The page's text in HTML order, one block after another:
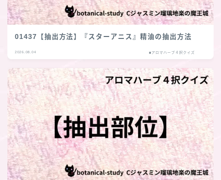
01437【抽出方法】『スターアニス』精油の抽出方法
2026.08.04 ■アロマハーブ４択クイズ